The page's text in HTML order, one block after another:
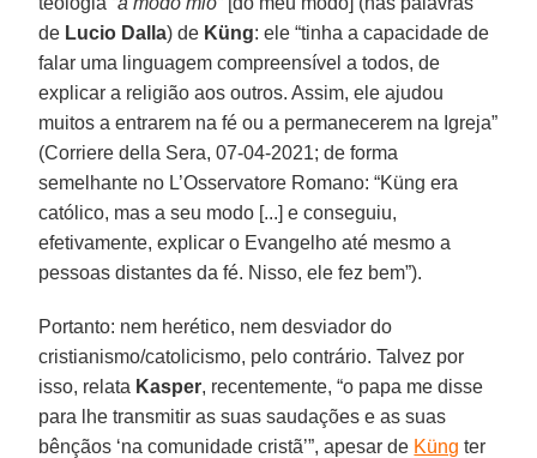
de Lucio Dalla) de Küng: ele “tinha a capacidade de
falar uma linguagem compreensível a todos, de
explicar a religião aos outros. Assim, ele ajudou
muitos a entrarem na fé ou a permanecerem na Igreja”
(Corriere della Sera, 07-04-2021; de forma
semelhante no L’Osservatore Romano: “Küng era
católico, mas a seu modo [...] e conseguiu,
efetivamente, explicar o Evangelho até mesmo a
pessoas distantes da fé. Nisso, ele fez bem”).
Portanto: nem herético, nem desviador do
cristianismo/catolicismo, pelo contrário. Talvez por
isso, relata Kasper, recentemente, “o papa me disse
para lhe transmitir as suas saudações e as suas
bênçãos ‘na comunidade cristã’”, apesar de Küng ter